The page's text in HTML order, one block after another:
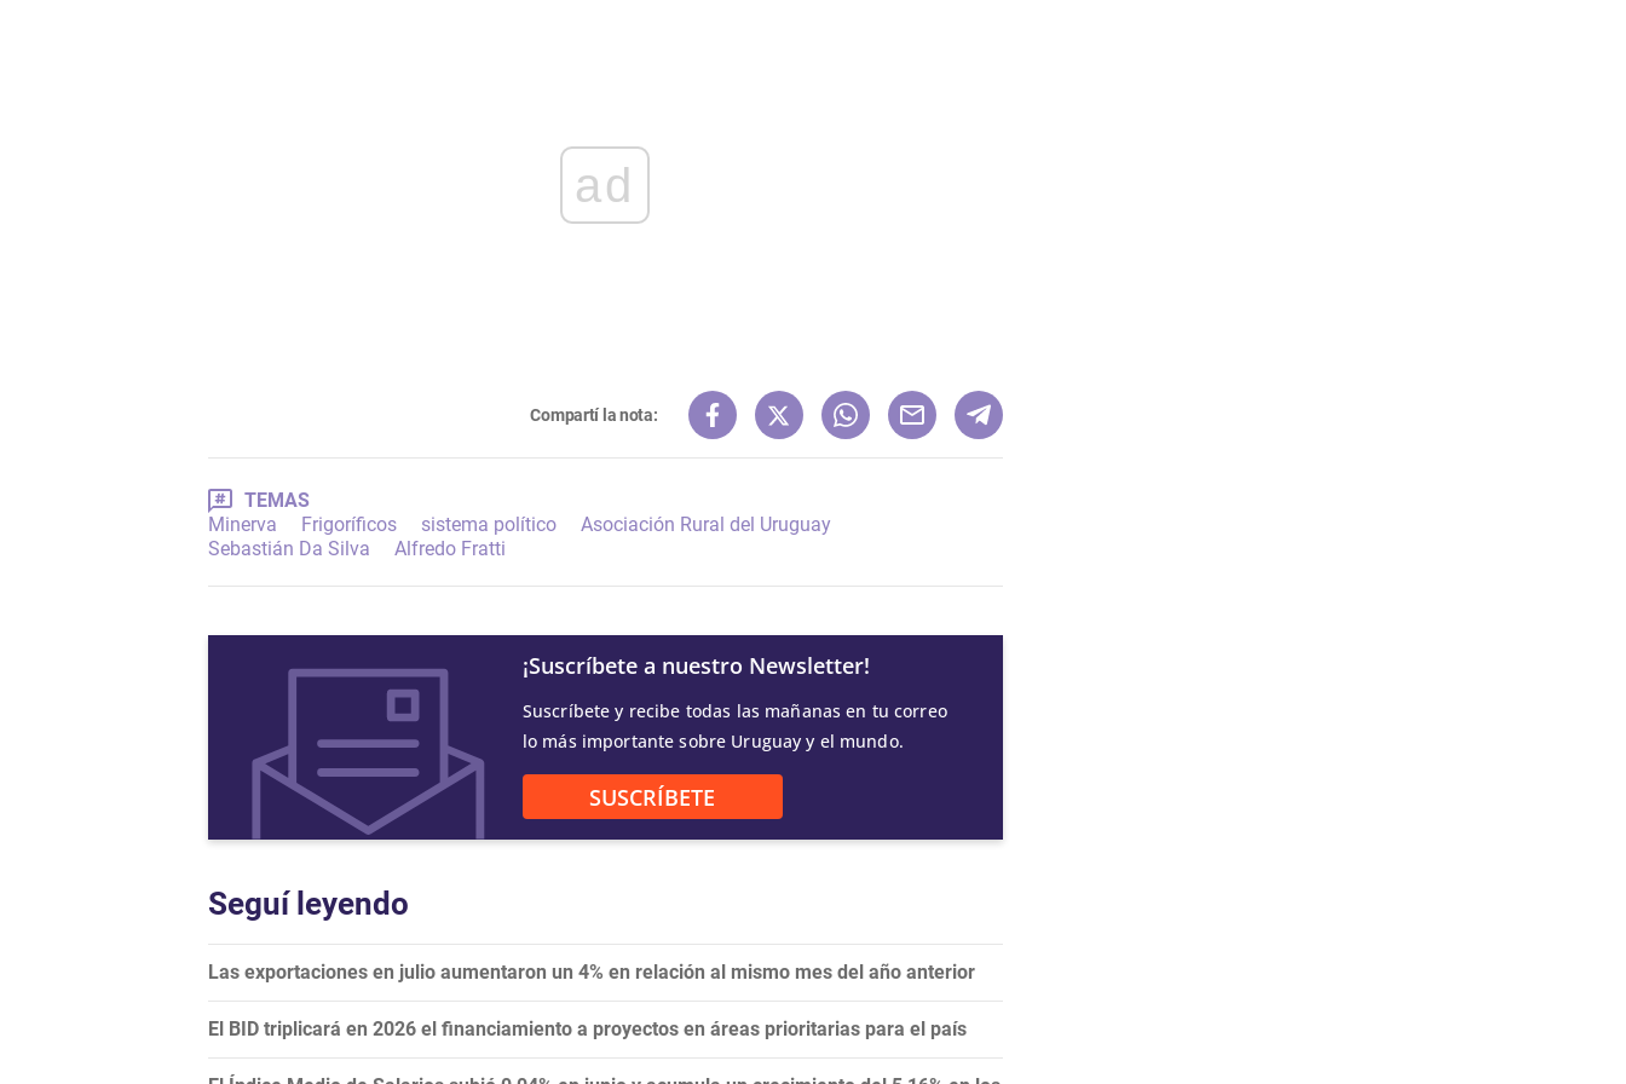
ad
Compartí la nota:
TEMAS
Minerva
Frigoríficos sistema político
Asociación Rural del Uruguay
Sebastián Da Silva
Alfredo Fratti
¡Suscríbete a nuestro Newsletter!
Suscríbete y recibe todas las mañanas en tu correo
lo más importante sobre Uruguay y el mundo.
SUSCRÍBETE
Seguí leyendo
Las exportaciones en julio aumentaron un 4% en relación al mismo mes del año anterior
El BID triplicará en 2026 el financiamiento a proyectos en áreas prioritarias para el país